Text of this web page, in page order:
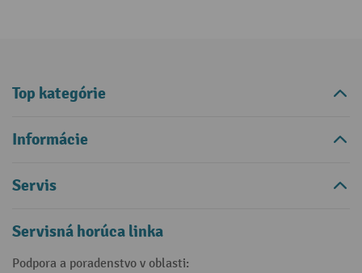
Top kategórie
Informácie
Servis
Servisná horúca linka
Podpora a poradenstvo v oblasti: